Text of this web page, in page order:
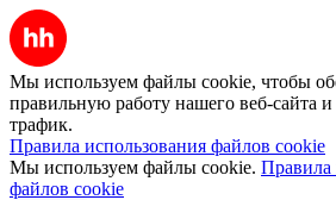
Мы используем файлы cookie, чтобы
правильную работу нашего веб-сайта и
трафик.
Правила использования файлов cookie
Мы используем файлы cookie. Правила
файлов cookie